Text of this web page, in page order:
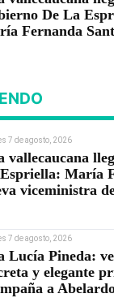
De La
Fernanda
7 de agosto, 2026
vallecaucana
María
viceministra
7 de agosto, 2026
Lucía Pineda:
y elegante
a